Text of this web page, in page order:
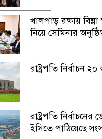
খালপাড় রক্ষায়
নিয়ে সেমিনার
রাষ্ট্রপতি নির্বাচন
রাষ্ট্রপতি
ইসিতে পাঠিয়েছে